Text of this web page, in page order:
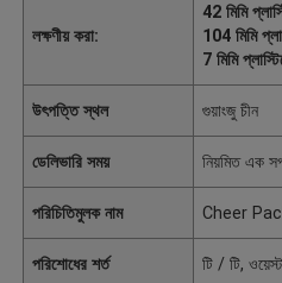
লক্ষণীয় করা:
42 মিমি
104 মিমি
7 মিমি
উৎপত্তি স্থল গুয়াংজু চীন
ডেলিভারি সময় নিয়মিত এক
পরিচিতিমুলক নাম Cheer
পরিশোধের শর্ত টি / টি,